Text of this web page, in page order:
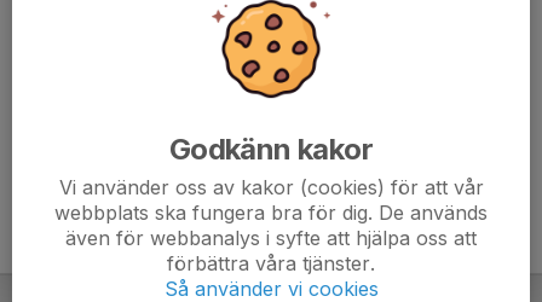
Godkänn kakor
Vi använder oss av kakor (cookies) för att vår
webbplats ska fungera bra för dig. De används
även för webbanalys i syfte att hjälpa oss att
förbättra våra tjänster.
Så använder vi cookies